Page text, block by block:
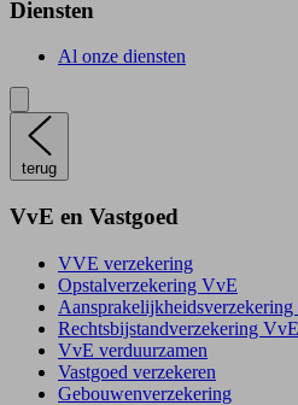
Diensten
Al onze diensten
terug
VvE en Vastgoed
VVE verzekering
Opstalverzekering VvE
Rechtsbijstandverzekering VvE
VvE verduurzamen
Vastgoed verzekeren
Gebouwenverzekering